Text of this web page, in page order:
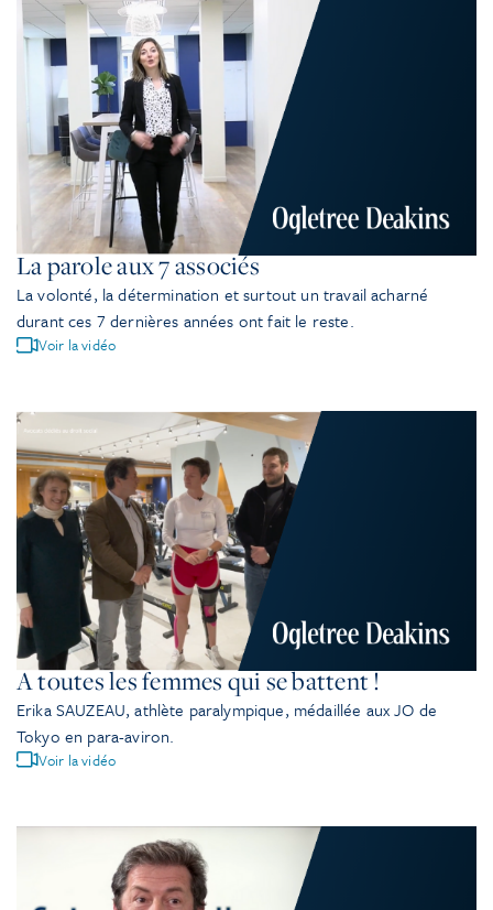
La parole aux 7 associés
La volonté, la détermination et surtout un travail acharné
durant ces 7 dernières années ont fait le reste.
Voir la vidéo
A toutes les femmes qui se battent !
Erika SAUZEAU, athlète paralympique, médaillée aux JO de
Tokyo en para-aviron.
Voir la vidéo